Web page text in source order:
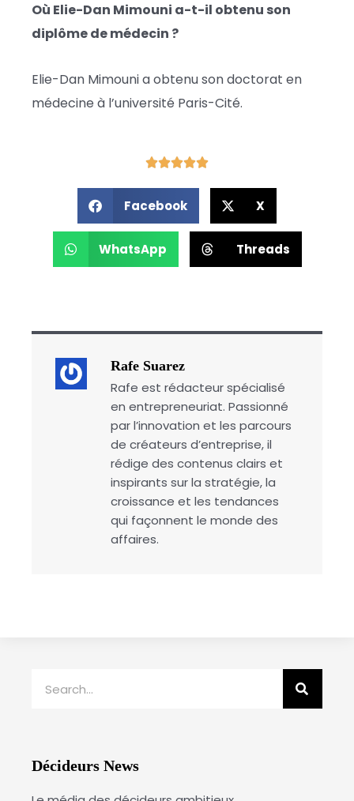
Où Elie-Dan Mimouni a-t-il obtenu son
diplôme de médecin ?
Elie-Dan Mimouni a obtenu son doctorat en
médecine à l’université Paris-Cité.
Facebook X
WhatsApp Threads
Rafe Suarez
Rafe est rédacteur spécialisé
en entrepreneuriat. Passionné
par l’innovation et les parcours
de créateurs d’entreprise, il
rédige des contenus clairs et
inspirants sur la stratégie, la
croissance et les tendances
qui façonnent le monde des
affaires.
Décideurs News